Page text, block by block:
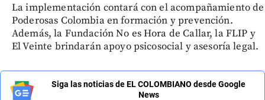
La implementación contará con el acompañamiento de
Poderosas Colombia en formación y prevención.
Además, la Fundación No es Hora de Callar, la FLIP y
El Veinte brindarán apoyo psicosocial y asesoría legal.
Siga las noticias de EL COLOMBIANO desde Google
News